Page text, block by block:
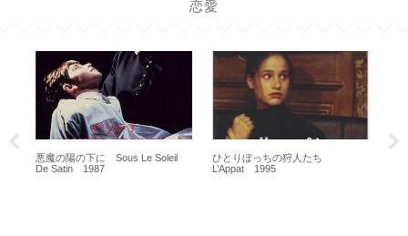
恋愛
バードマン あるいは(無知がもたら
す予期せぬ奇跡) Birdman or (The